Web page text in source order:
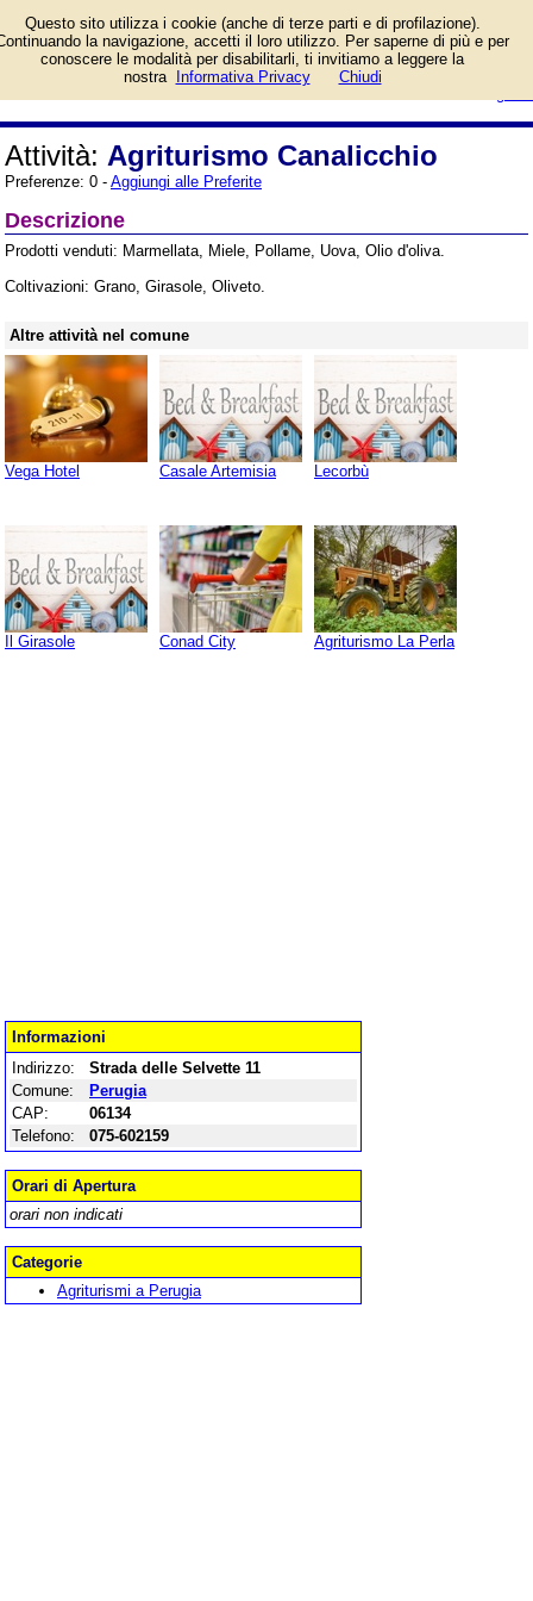
di telefono di Agriturismo
Canalicchio a Perugia, Strada
delle Selvette 11. Categoria
Attività: Agriturismo Canalicchio
Preferenze: 0 - Aggiungi alle Preferite
Descrizione
Prodotti venduti: Marmellata, Miele, Pollame, Uova, Olio d'oliva.
Coltivazioni: Grano, Girasole, Oliveto.
Altre attività nel comune
Vega Hotel Casale Artemisia Lecorbù
Il Girasole Conad City Agriturismo La Perla
Informazioni
Indirizzo:
Strada delle Selvette 11
Comune:
Perugia
CAP:
06134
Telefono:
075-602159
Orari di Apertura
orari non indicati
Categorie
Agriturismi a Perugia
Questo sito utilizza i cookie (anche di terze parti e di profilazione).
la navigazione, accetti il loro utilizzo. Per saperne di più e per
conoscere le modalità per disabilitarli, ti invitiamo a leggere la
nostra
Informativa Privacy Chiudi